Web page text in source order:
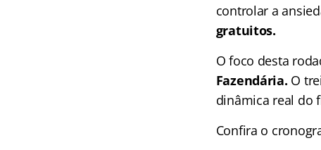
controlar a
gratuitos.
O foco desta
Fazendária. O
dinâmica real do
Confira o